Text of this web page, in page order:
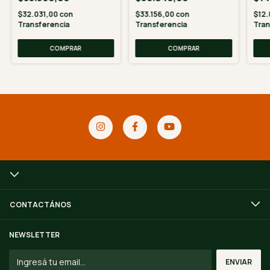
$32.031,00con
Transferencia
$33.156,00con
Transferencia
CONTACTÁNOS
NEWSLETTER